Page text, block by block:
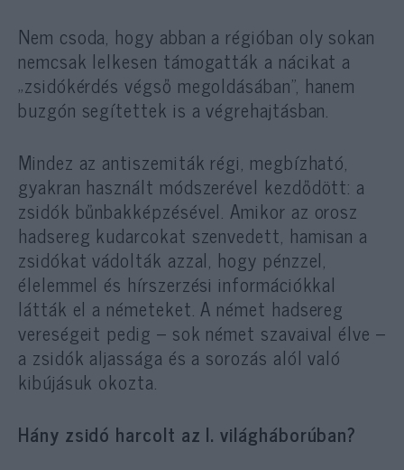
Nem csoda, hogy abban a régióban oly sokan
nemcsak lelkesen támogatták a nácikat a
„zsidókérdés végső megoldásában”, hanem
buzgón segítettek is a végrehajtásban.
Mindez az antiszemiták régi, megbízható,
gyakran használt módszerével kezdődött: a
zsidók bűnbakképzésével. Amikor az orosz
hadsereg kudarcokat szenvedett, hamisan a
zsidókat vádolták azzal, hogy pénzzel,
élelemmel és hírszerzési információkkal
látták el a németeket. A német hadsereg
vereségeit pedig – sok német szavaival élve –
a zsidók aljassága és a sorozás alól való
kibújásuk okozta.
Hány zsidó harcolt az I. világháborúban?